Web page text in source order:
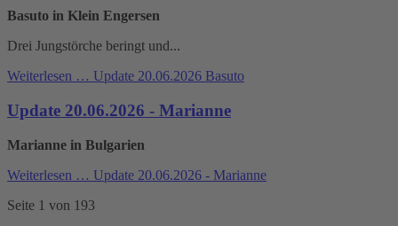
Basuto in Klein Engersen
Drei Jungstörche beringt und...
Weiterlesen … Update 20.06.2026 Basuto
Update 20.06.2026 - Marianne
Marianne in Bulgarien
Weiterlesen … Update 20.06.2026 - Marianne
Seite 1 von 193